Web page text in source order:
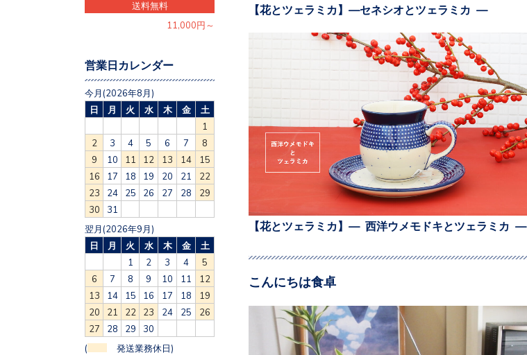
【花とツェラミカ】—セネシオとツェラミカ —
【花とツェラミカ】— 西洋ウメモドキとツェラミカ —
こんにちは食卓
送料無料
11,000円～
営業日カレンダー
今月(2026年8月)
日
月 火 水 木 金
土
1
2
3 4 5 6 7
8
9
10 11 12 13 14
15
16
17 18 19 20 21
22
23
24 25 26 27 28
29
30
31
翌月(2026年9月)
日
月 火 水 木 金
土
1
2 3 4
5
6
7 8 9 10 11
12
13
14 15 16 17 18
19
20
21 22 23 24 25
26
27
28 29 30
( 発送業務休日)